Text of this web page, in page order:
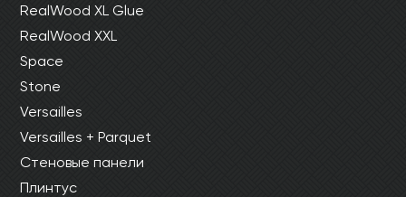
RealWood XL Glue
RealWood XXL
Space
Stone
Versailles
Versailles + Parquet
Стеновые панели
Плинтус